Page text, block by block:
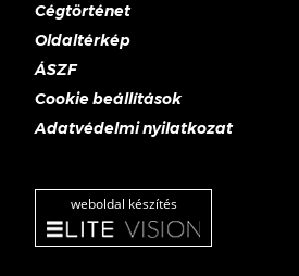
Cégtörténet
Oldaltérkép
ÁSZF
Cookie beállítások
Adatvédelmi nyilatkozat
weboldal készítés